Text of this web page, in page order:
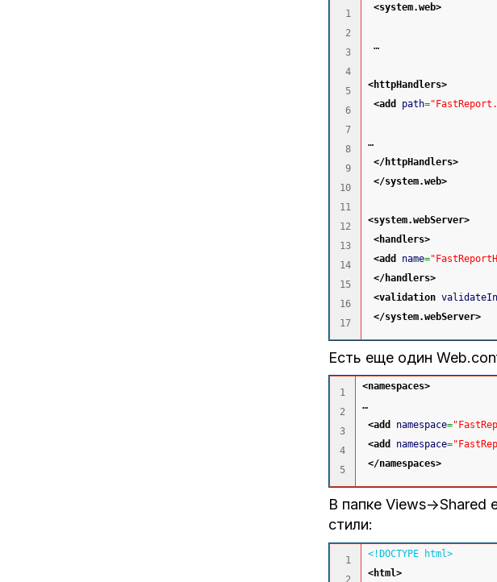
1
2
3
4
5
6
7
8
9
10
11
12
13
14
15
16
<system.web>
…
<httpHandlers>
<add
path=
…
</httpHandlers>
</system.web>
<system.webServer>
<handlers>
<add
name=
</handlers>
<validation
</system.webServer>
Есть еще один
1
2
3
4
<namespaces>
…
<add
namespace=
<add
namespace=
</namespaces>
В папке Views-
стили:
1
2
<!DOCTYPE html>
<html>